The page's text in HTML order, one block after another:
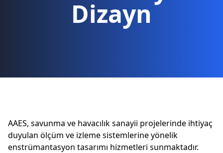
Dizayn
AAES, savunma ve havacılık sanayii projelerinde ihtiyaç
duyulan ölçüm ve izleme sistemlerine yönelik
enstrümantasyon tasarımı hizmetleri sunmaktadır.